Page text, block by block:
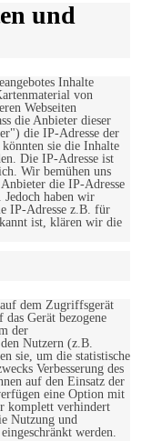
und
Inhalte
von
Webseiten
die Anbieter dieser
die IP-Adresse der
sie die Inhalte
Die IP-Adresse ist
Wir bemühen uns
die IP-Adresse
haben wir
IP-Adresse z.B. für
ist, klären wir die
dem Zugriffsgerät
Gerät bezogene
der
Nutzern (z.B.
sie, um die statistische
Verbesserung des
auf den Einsatz der
eine Option mit
komplett verhindert
Nutzung und
werden.